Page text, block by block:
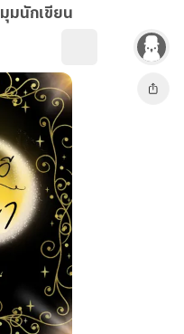
มุมนักเขียน